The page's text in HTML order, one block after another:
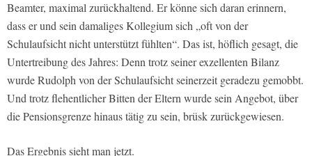
Beamter, maximal zurückhaltend. Er könne sich daran erinnern,
dass er und sein damaliges Kollegium sich „oft von der
Schulaufsicht nicht unterstützt fühlten“. Das ist, höflich gesagt, die
Untertreibung des Jahres: Denn trotz seiner exzellenten Bilanz
wurde Rudolph von der Schulaufsicht seinerzeit geradezu gemobbt.
Und trotz flehentlicher Bitten der Eltern wurde sein Angebot, über
die Pensionsgrenze hinaus tätig zu sein, brüsk zurückgewiesen.
Das Ergebnis sieht man jetzt.